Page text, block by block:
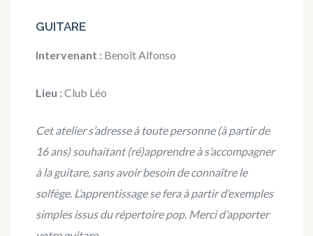
GUITARE
Intervenant : Benoît Alfonso
Lieu :Club Léo
Cet atelier s’adresse à toute personne (à partir de
16 ans) souhaitant (ré)apprendre à s’accompagner
à la guitare, sans avoir besoin de connaître le
solfège. L’apprentissage se fera à partir d’exemples
simples issus du répertoire pop. Merci d’apporter